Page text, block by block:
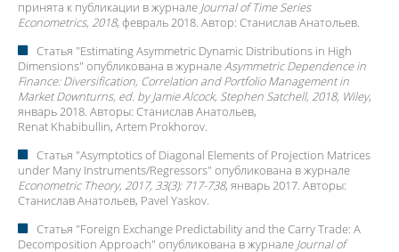
принята к публикации в журнале Journal of Time Series
Econometrics, 2018, февраль 2018. Автор: Станислав Анатольев.
Статья "Estimating Asymmetric Dynamic Distributions in High
Dimensions" опубликована в журналеAsymmetric Dependence in
Finance: Diversification, Correlation and Portfolio Management in
Market Downturns, ed. by Jamie Alcock, Stephen Satchell, 2018, Wiley,
январь 2018. Авторы: Станислав Анатольев,
Renat Khabibullin, Artem Prokhorov.
Статья "Asymptotics of Diagonal Elements of Projection Matrices
under Many Instruments/Regressors" опубликована в журнале
Econometric Theory, 2017, 33(3): 717-738, январь 2017. Авторы:
Станислав Анатольев, Pavel Yaskov.
Статья "Foreign Exchange Predictability and the Carry Trade: A
Decomposition Approach" опубликована в журнале Journal of